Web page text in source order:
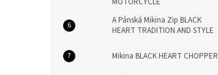
A Pánská Mikina Zip BLACK
HEART TRADITION AND STYLE
Mikina BLACK HEART CHOPPER